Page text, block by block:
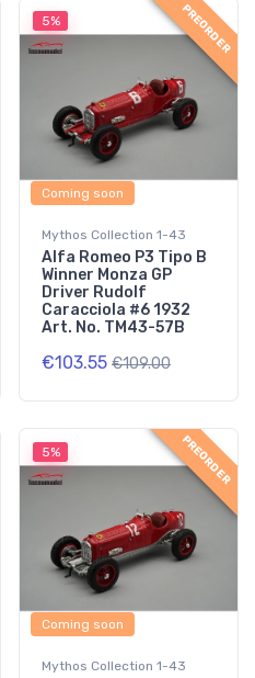
5% PREORDER
Coming soon
Mythos Collection 1-43
Alfa Romeo P3 Tipo B
Winner Monza GP
Driver Rudolf
Caracciola #6 1932
Art. No. TM43-57B
€103.55 €109.00
5% PREORDER
Coming soon
Mythos Collection 1-43